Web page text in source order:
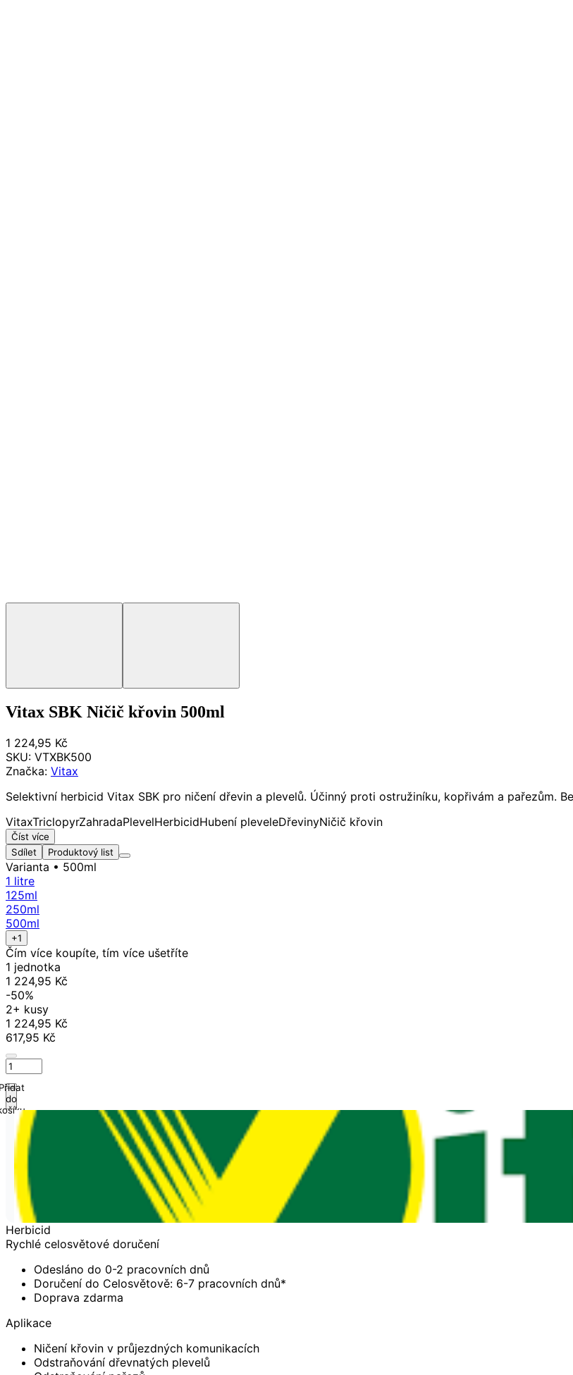
Vitax SBK Ničič křovin 500ml
1 224,95 Kč
SKU: VTXBK500
Značka: Vitax
Selektivní herbicid Vitax SBK pro ničení dřevin a plevelů. Účinný proti ostružiníku, kopřivám a pařezům.
VitaxTriclopyrZahradaPlevelHerbicidHubení pleveleDřevinyNičič křovin
Číst více
Sdílet
Produktový list
Varianta • 500ml
1 litre
125ml
250ml
500ml
+1
Čím více koupíte, tím více ušetříte
1 jednotka
1 224,95 Kč
-50%
2+ kusy
1 224,95 Kč
617,95 Kč
do
Herbicid
Rychlé celosvětové doručení
Odesláno do 0-2 pracovních dnů
Doručení do Celosvětově: 6-7 pracovních dnů*
Doprava zdarma
Aplikace
Ničení křovin v průjezdných komunikacích
Odstraňování dřevnatých plevelů